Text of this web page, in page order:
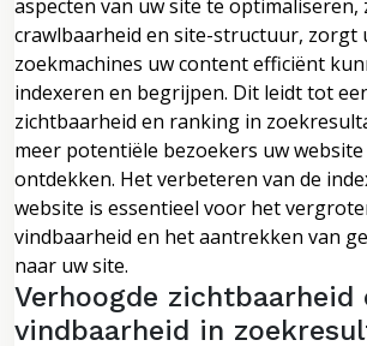
aspecten van uw site te optimaliseren,
crawlbaarheid en site-structuur, zorgt
zoekmachines uw content efficiënt
indexeren en begrijpen. Dit leidt tot
zichtbaarheid en ranking in
meer potentiële bezoekers uw
ontdekken. Het verbeteren van de
website is essentieel voor het
vindbaarheid en het aantrekken van
naar uw site.
Verhoogde zichtbaarheid
vindbaarheid in